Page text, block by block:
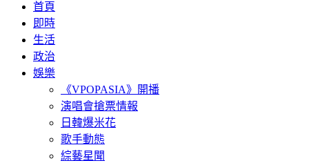
首頁
即時
生活
政治
娛樂
《VPOPASIA》開播
演唱會搶票情報
日韓爆米花
歌手動態
綜藝星聞